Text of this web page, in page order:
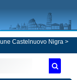
Castelnuovo Nigra >